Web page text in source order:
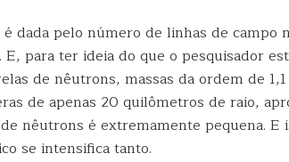
dada pelo número de linhas de campo
E, para ter ideia do que o pesquisador
de nêutrons, massas da ordem de 1,1
de apenas 20 quilômetros de raio,
nêutrons é extremamente pequena.
se intensifica tanto.